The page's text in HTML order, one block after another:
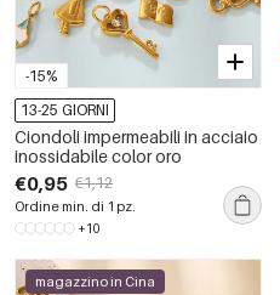
-15%
13-25 GIORNI
Ciondoli impermeabili in acciaio
inossidabile color oro
€0,95 €1,12
Ordine min. di 1 pz.
+10
magazzino in Cina